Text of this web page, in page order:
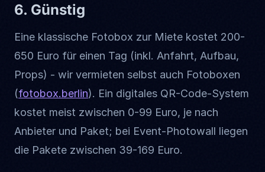
6. Günstig
Eine klassische Fotobox zur Miete kostet 200-
650 Euro für einen Tag (inkl. Anfahrt, Aufbau,
Props) - wir vermieten selbst auch Fotoboxen
(fotobox.berlin). Ein digitales QR-Code-System
kostet meist zwischen 0-99 Euro, je nach
Anbieter und Paket; bei Event-Photowall liegen
die Pakete zwischen 39-169 Euro.